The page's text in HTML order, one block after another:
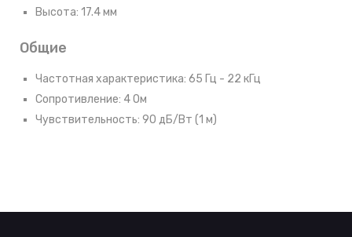
Высота: 17.4 мм
Общие
Частотная характеристика: 65 Гц - 22 кГц
Сопротивление: 4 Ом
Чувствительность: 90 дБ/Вт (1 м)